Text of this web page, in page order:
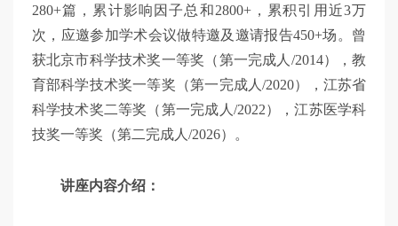
280+篇，累计影响因子总和2800+，累积引用近3万
次，应邀参加学术会议做特邀及邀请报告450+场。曾
获北京市科学技术奖一等奖（第一完成人/2014），教
育部科学技术奖一等奖（第一完成人/2020），江苏省
科学技术奖二等奖（第一完成人/2022），江苏医学科
技奖一等奖（第二完成人/2026）。
讲座内容介绍：